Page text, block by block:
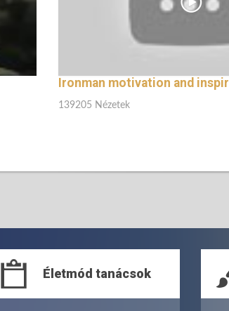
Ironman motivation and
139205 Nézetek
Életmód tanácsok